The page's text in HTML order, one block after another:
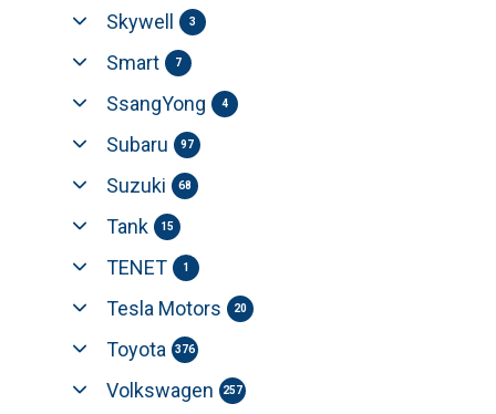
Skywell 3
Smart 7
SsangYong 4
Subaru 97
Suzuki 68
Tank 15
TENET 1
Tesla Motors 20
Toyota 376
Volkswagen 257